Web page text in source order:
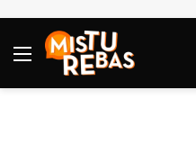
Menu